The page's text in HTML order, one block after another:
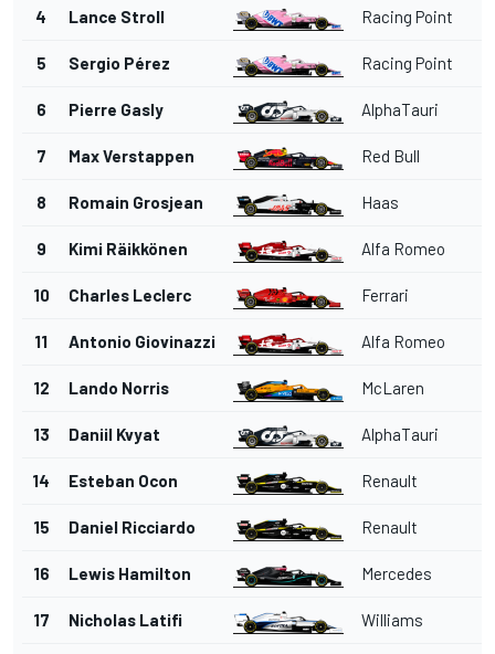
4 Lance Stroll Racing Point
5 Sergio Pérez Racing Point
6 Pierre Gasly AlphaTauri
7 Max Verstappen Red Bull
8 Romain Grosjean Haas
9 Kimi Räikkönen Alfa Romeo
10 Charles Leclerc Ferrari
11 Antonio Giovinazzi Alfa Romeo
12 Lando Norris McLaren
13 Daniil Kvyat AlphaTauri
14 Esteban Ocon Renault
15 Daniel Ricciardo Renault
16 Lewis Hamilton Mercedes
17 Nicholas Latifi Williams